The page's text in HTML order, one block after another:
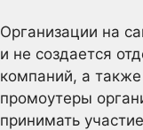
Организации на
и не создается
компаний, а
промоутеры
принимать